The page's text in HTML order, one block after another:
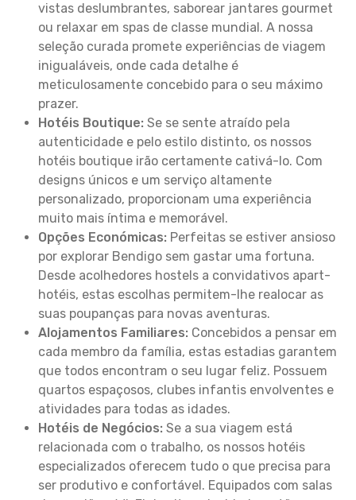
vistas deslumbrantes, saborear jantares gourmet
ou relaxar em spas de classe mundial. A nossa
seleção curada promete experiências de viagem
inigualáveis, onde cada detalhe é
meticulosamente concebido para o seu máximo
prazer.
Hotéis Boutique: Se se sente atraído pela
autenticidade e pelo estilo distinto, os nossos
hotéis boutique irão certamente cativá-lo. Com
designs únicos e um serviço altamente
personalizado, proporcionam uma experiência
muito mais íntima e memorável.
Opções Económicas: Perfeitas se estiver ansioso
por explorar Bendigo sem gastar uma fortuna.
Desde acolhedores hostels a convidativos apart-
hotéis, estas escolhas permitem-lhe realocar as
suas poupanças para novas aventuras.
Alojamentos Familiares: Concebidos a pensar em
cada membro da família, estas estadias garantem
que todos encontram o seu lugar feliz. Possuem
quartos espaçosos, clubes infantis envolventes e
atividades para todas as idades.
Hotéis de Negócios: Se a sua viagem está
relacionada com o trabalho, os nossos hotéis
especializados oferecem tudo o que precisa para
ser produtivo e confortável. Equipados com salas